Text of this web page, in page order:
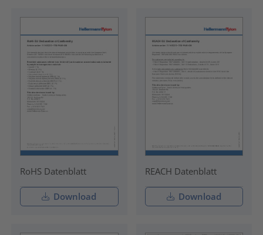
RoHS Datenblatt
Download
REACH Datenblatt
Download